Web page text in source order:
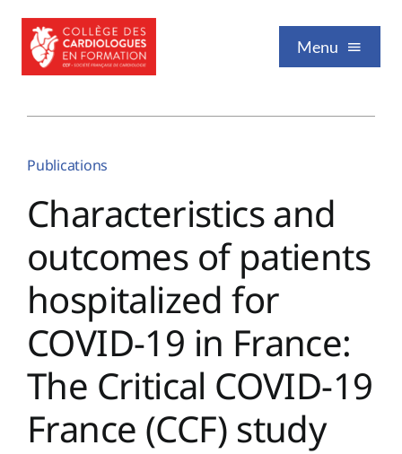
contenu
Menu
Qui sommes-nous
Vie professionnelle
Nos publications
Événements
Publications
Characteristics and
outcomes of patients
hospitalized for
COVID-19 in France:
The Critical COVID-19
France (CCF) study